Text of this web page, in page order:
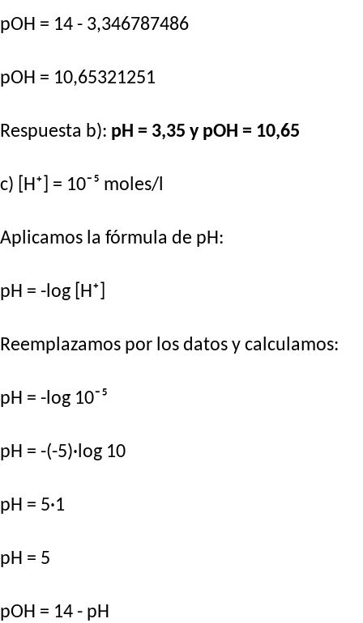
pOH = 14 - 3,346787486
pOH = 10,65321251
Respuesta b): pH = 3,35 y pOH = 10,65
c) [H⁺] = 10⁻⁵ moles/l
Aplicamos la fórmula de pH:
pH = -log [H⁺]
Reemplazamos por los datos y calculamos:
pH = -log 10⁻⁵
pH = -(-5)·log 10
pH = 5·1
pH = 5
pOH = 14 - pH